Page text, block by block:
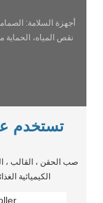
نقص المياه، الحماية
تستخدم
صب الحقن ، القالب ،
الكيميائية